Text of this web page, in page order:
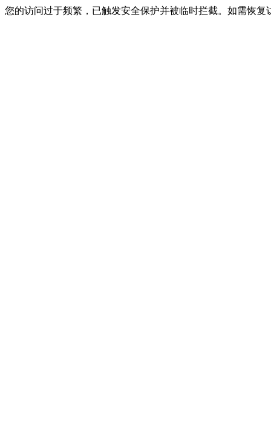
您的访问过于频繁，已触发安全保护并被临时拦截。如需恢复